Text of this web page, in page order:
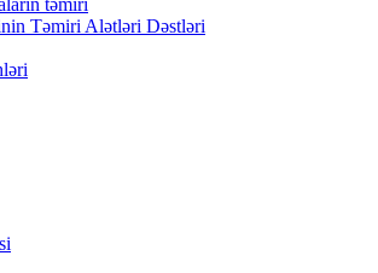
Təmiri Alətləri Dəstləri